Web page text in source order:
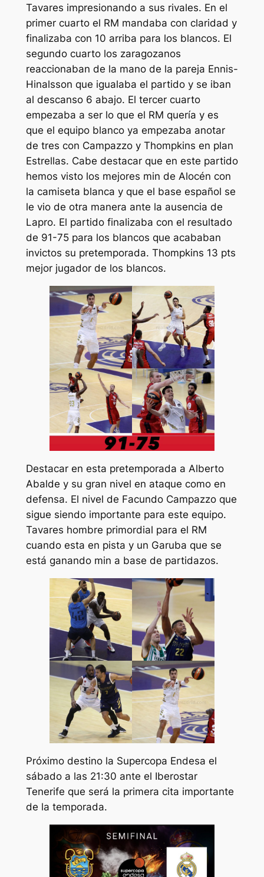
Tavares impresionando a sus rivales. En el
primer cuarto el RM mandaba con claridad y
finalizaba con 10 arriba para los blancos. El
segundo cuarto los zaragozanos
reaccionaban de la mano de la pareja Ennis-
Hinalsson que igualaba el partido y se iban
al descanso 6 abajo. El tercer cuarto
empezaba a ser lo que el RM quería y es
que el equipo blanco ya empezaba anotar
de tres con Campazzo y Thompkins en plan
Estrellas. Cabe destacar que en este partido
hemos visto los mejores min de Alocén con
la camiseta blanca y que el base español se
le vio de otra manera ante la ausencia de
Lapro. El partido finalizaba con el resultado
de 91-75 para los blancos que acababan
invictos su pretemporada. Thompkins 13 pts
mejor jugador de los blancos.
Destacar en esta pretemporada a Alberto
Abalde y su gran nivel en ataque como en
defensa. El nivel de Facundo Campazzo que
sigue siendo importante para este equipo.
Tavares hombre primordial para el RM
cuando esta en pista y un Garuba que se
está ganando min a base de partidazos.
Próximo destino la Supercopa Endesa el
sábado a las 21:30 ante el Iberostar
Tenerife que será la primera cita importante
de la temporada.